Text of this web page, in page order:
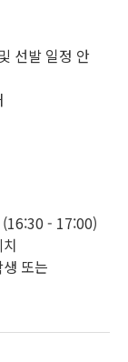
선발 일정 안
- 17:00)
또는